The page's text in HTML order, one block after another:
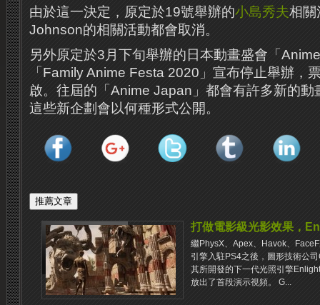
由於這一決定，原定於19號舉辦的小島秀夫相關
Johnson的相關活動都會取消。
另外原定於3月下旬舉辦的日本動畫盛會「
「Family Anime Festa 2020」宣布停止舉辦，
啟。往屆的「Anime Japan」都會有許多新的動
這些新企劃會以何種形式公開。
打做電影級光影效果，
繼PhysX、Apex、Havok、
引擎入駐PS4之後，圖形技術公
其所開發的下一代光照引擎
放出了首段演示視頻。 G...